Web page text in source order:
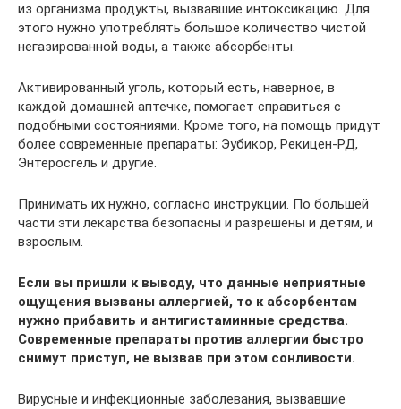
из организма продукты, вызвавшие интоксикацию. Для
этого нужно употреблять большое количество чистой
негазированной воды, а также абсорбенты.
Активированный уголь, который есть, наверное, в
каждой домашней аптечке, помогает справиться с
подобными состояниями. Кроме того, на помощь придут
более современные препараты: Эубикор, Рекицен-РД,
Энтеросгель и другие.
Принимать их нужно, согласно инструкции. По большей
части эти лекарства безопасны и разрешены и детям, и
взрослым.
Если вы пришли к выводу, что данные неприятные
ощущения вызваны аллергией, то к абсорбентам
нужно прибавить и антигистаминные средства.
Современные препараты против аллергии быстро
снимут приступ, не вызвав при этом сонливости.
Вирусные и инфекционные заболевания, вызвавшие